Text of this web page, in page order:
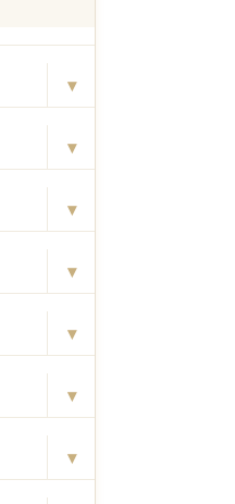
▾
▾
▾
▾
▾
▾
▾